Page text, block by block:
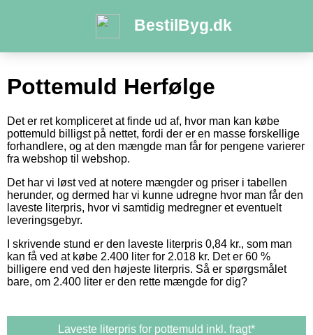
BestilByg.dk
Pottemuld Herfølge
Det er ret kompliceret at finde ud af, hvor man kan købe
pottemuld billigst på nettet, fordi der er en masse forskellige
forhandlere, og at den mængde man får for pengene varierer
fra webshop til webshop.
Det har vi løst ved at notere mængder og priser i tabellen
herunder, og dermed har vi kunne udregne hvor man får den
laveste literpris, hvor vi samtidig medregner et eventuelt
leveringsgebyr.
I skrivende stund er den laveste literpris 0,84 kr., som man
kan få ved at købe 2.400 liter for 2.018 kr. Det er 60 %
billigere end ved den højeste literpris. Så er spørgsmålet
bare, om 2.400 liter er den rette mængde for dig?
Laveste literpris for pottemuld inkl. fragt*